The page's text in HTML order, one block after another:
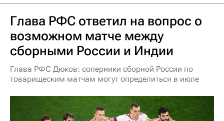
Глава РФС ответил на вопрос о
возможном матче между
сборными России и Индии
Глава РФС Дюков: соперники сборной России по
товарищеским матчам могут определиться в июле